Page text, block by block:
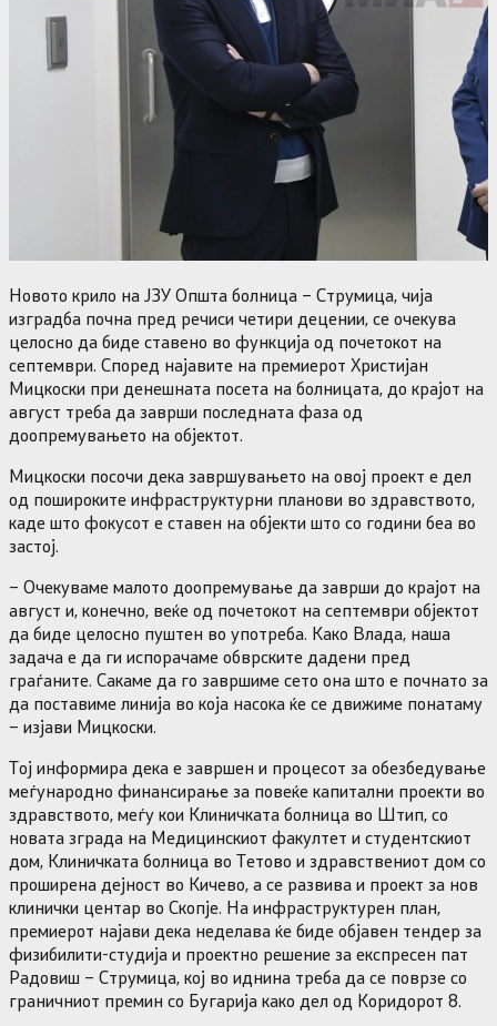
Новото крило на ЈЗУ Општа болница – Струмица, чија
изградба почна пред речиси четири децении, се очекува
целосно да биде ставено во функција од почетокот на
септември. Според најавите на премиерот Христијан
Мицкоски при денешната посета на болницата, до крајот на
август треба да заврши последната фаза од
доопремувањето на објектот.
Мицкоски посочи дека завршувањето на овој проект е дел
од пошироките инфраструктурни планови во здравството,
каде што фокусот е ставен на објекти што со години беа во
застој.
– Очекуваме малото доопремување да заврши до крајот на
август и, конечно, веќе од почетокот на септември објектот
да биде целосно пуштен во употреба. Како Влада, наша
задача е да ги испорачаме обврските дадени пред
граѓаните. Сакаме да го завршиме сето она што е почнато за
да поставиме линија во која насока ќе се движиме понатаму
– изјави Мицкоски.
Тој информира дека е завршен и процесот за обезбедување
меѓународно финансирање за повеќе капитални проекти во
здравството, меѓу кои Клиничката болница во Штип, со
новата зграда на Медицинскиот факултет и студентскиот
дом, Клиничката болница во Тетово и здравствениот дом со
проширена дејност во Кичево, а се развива и проект за нов
клинички центар во Скопје. На инфраструктурен план,
премиерот најави дека неделава ќе биде објавен тендер за
физибилити-студија и проектно решение за експресен пат
Радовиш – Струмица, кој во иднина треба да се поврзе со
граничниот премин со Бугарија како дел од Коридорот 8.